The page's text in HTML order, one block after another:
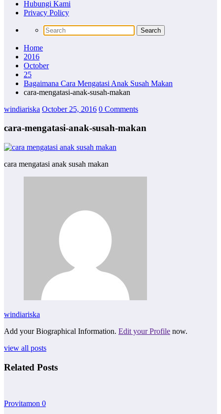
Hubungi Kami
Privacy Policy
Home
2016
October
25
Bagaimana Cara Mengatasi Anak Susah Makan
cara-mengatasi-anak-susah-makan
windiariska October 25, 2016 0 Comments
cara-mengatasi-anak-susah-makan
cara mengatasi anak susah makan
windiariska
Add your Biographical Information. Edit your Profile now.
view all posts
Related Posts
Provitamon 0